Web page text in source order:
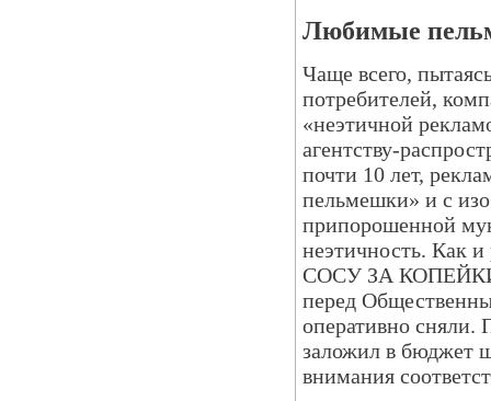
Любимые
Чаще всего,
потребителей,
«неэтичной
агентству-
почти 10 лет,
пельмешки» и с
припорошенной
неэтичность. Как
СОСУ ЗА КОПЕЙКИ».
перед
оперативно сняли.
заложил в бюджет
внимания